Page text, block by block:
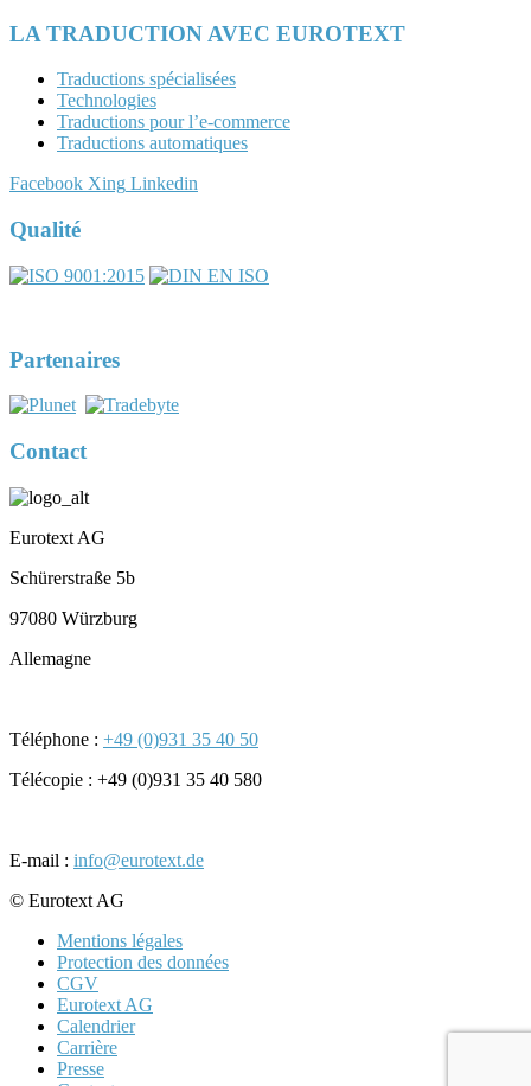
LA TRADUCTION AVEC EUROTEXT
Traductions spécialisées
Technologies
Traductions pour l’e-commerce
Traductions automatiques
Facebook Xing Linkedin
Qualité
Partenaires
Contact
Eurotext AG
Schürerstraße 5b
97080 Würzburg
Allemagne
Téléphone : +49 (0)931 35 40 50
Télécopie : +49 (0)931 35 40 580
E-mail : info@eurotext.de
© Eurotext AG
Mentions légales
Protection des données
CGV
Eurotext AG
Calendrier
Carrière
Presse